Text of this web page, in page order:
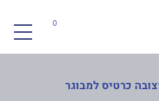
0
כרטיס למבוגר